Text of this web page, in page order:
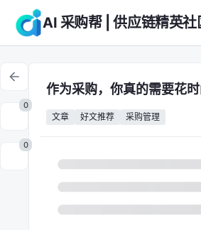
AI 采购帮 | 供应链精英社
0
0
作为采购，你真的需要花
文章 好文推荐 采购管理